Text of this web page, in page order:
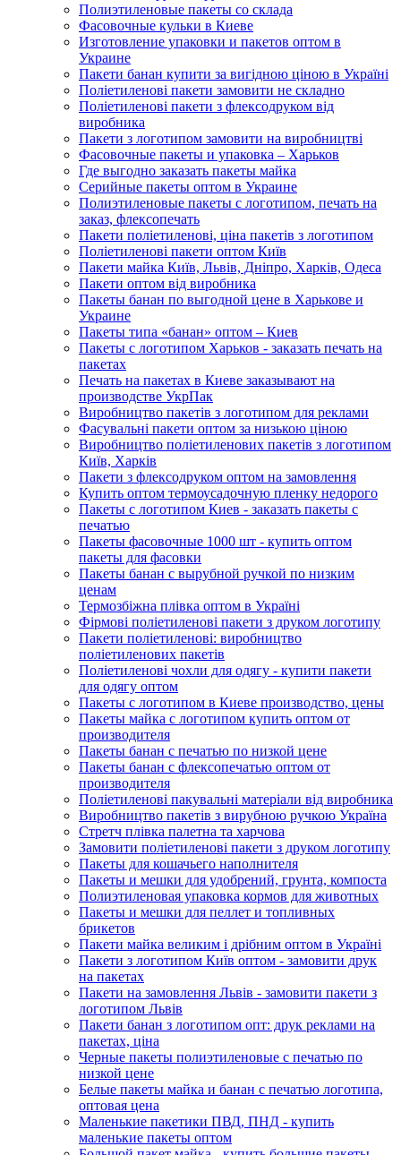
Полиэтиленовые пакеты со склада
Фасовочные кульки в Киеве
Изготовление упаковки и пакетов оптом в
Украине
Пакети банан купити за вигідною ціною в Україні
Поліетиленові пакети замовити не складно
Поліетиленові пакети з флексодруком від
виробника
Пакети з логотипом замовити на виробництві
Фасовочные пакеты и упаковка – Харьков
Где выгодно заказать пакеты майка
Серийные пакеты оптом в Украине
Полиэтиленовые пакеты с логотипом, печать на
заказ, флексопечать
Пакети поліетиленові, ціна пакетів з логотипом
Поліетиленові пакети оптом Київ
Пакети майка Київ, Львів, Дніпро, Харків, Одеса
Пакети оптом від виробника
Пакеты банан по выгодной цене в Харькове и
Украине
Пакеты типа «банан» оптом – Киев
Пакеты с логотипом Харьков - заказать печать на
пакетах
Печать на пакетах в Киеве заказывают на
производстве УкрПак
Виробництво пакетів з логотипом для реклами
Фасувальні пакети оптом за низькою ціною
Виробництво поліетиленових пакетів з логотипом
Київ, Харків
Пакети з флексодруком оптом на замовлення
Купить оптом термоусадочную пленку недорого
Пакеты с логотипом Киев - заказать пакеты с
печатью
Пакеты фасовочные 1000 шт - купить оптом
пакеты для фасовки
Пакеты банан с вырубной ручкой по низким
ценам
Термозбіжна плівка оптом в Україні
Фірмові поліетиленові пакети з друком логотипу
Пакети поліетиленові: виробництво
поліетиленових пакетів
Поліетиленові чохли для одягу - купити пакети
для одягу оптом
Пакеты с логотипом в Киеве производство, цены
Пакеты майка с логотипом купить оптом от
производителя
Пакеты банан с печатью по низкой цене
Пакеты банан с флексопечатью оптом от
производителя
Поліетиленові пакувальні матеріали від виробника
Виробництво пакетів з вирубною ручкою Україна
Стретч плівка палетна та харчова
Замовити поліетиленові пакети з друком логотипу
Пакеты для кошачьего наполнителя
Пакеты и мешки для удобрений, грунта, компоста
Полиэтиленовая упаковка кормов для животных
Пакеты и мешки для пеллет и топливных
брикетов
Пакети майка великим і дрібним оптом в Україні
Пакети з логотипом Київ оптом - замовити друк
на пакетах
Пакети на замовлення Львів - замовити пакети з
логотипом Львів
Пакети банан з логотипом опт: друк реклами на
пакетах, ціна
Черные пакеты полиэтиленовые с печатью по
низкой цене
Белые пакеты майка и банан с печатью логотипа,
оптовая цена
Маленькие пакетики ПВД, ПНД - купить
маленькие пакеты оптом